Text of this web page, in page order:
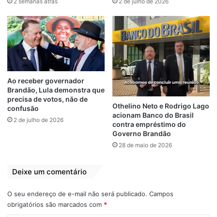
interesses políticos em comum entre Fred e
Brandão.
A parceria entre o governador e o
empresário não cheira bem há muito tempo.
Em 2020, contrariando a cúpula do Palácio
dos Leões, o então vice-governador
Brandão apoiou Fred Campos contra Paula
Azevedo durante a campanha eleitoral. Se
especula nos bastidores da política de Paço
do Lumiar que o empresário e o chefe do
das ações do GAECO e do Ministério
Público que afastaram a prefeita do cargo
na última quarta-feira (29).
Ao receber governador
Brandão, Lula demonstra que
precisa de votos, não de
confusão
2 de julho de 2026
Othelino Neto e Rodrigo Lago
acionam Banco do Brasil
contra empréstimo do
Governo Brandão
28 de maio de 2026
Deixe um comentário
O seu endereço de e-mail não será publicado. Campos
obrigatórios são marcados com *